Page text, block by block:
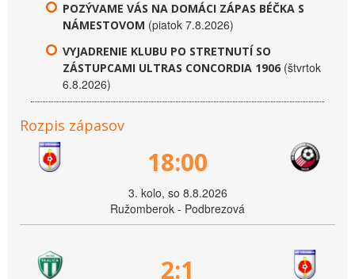
POZÝVAME VÁS NA DOMÁCI ZÁPAS BÉČKA S
NÁMESTOVOM (piatok 7.8.2026)
VYJADRENIE KLUBU PO STRETNUTÍ SO
ZÁSTUPCAMI ULTRAS CONCORDIA 1906 (štvrtok
6.8.2026)
Rozpis zápasov
18:00
3. kolo, so 8.8.2026
Ružomberok - Podbrezová
2:1